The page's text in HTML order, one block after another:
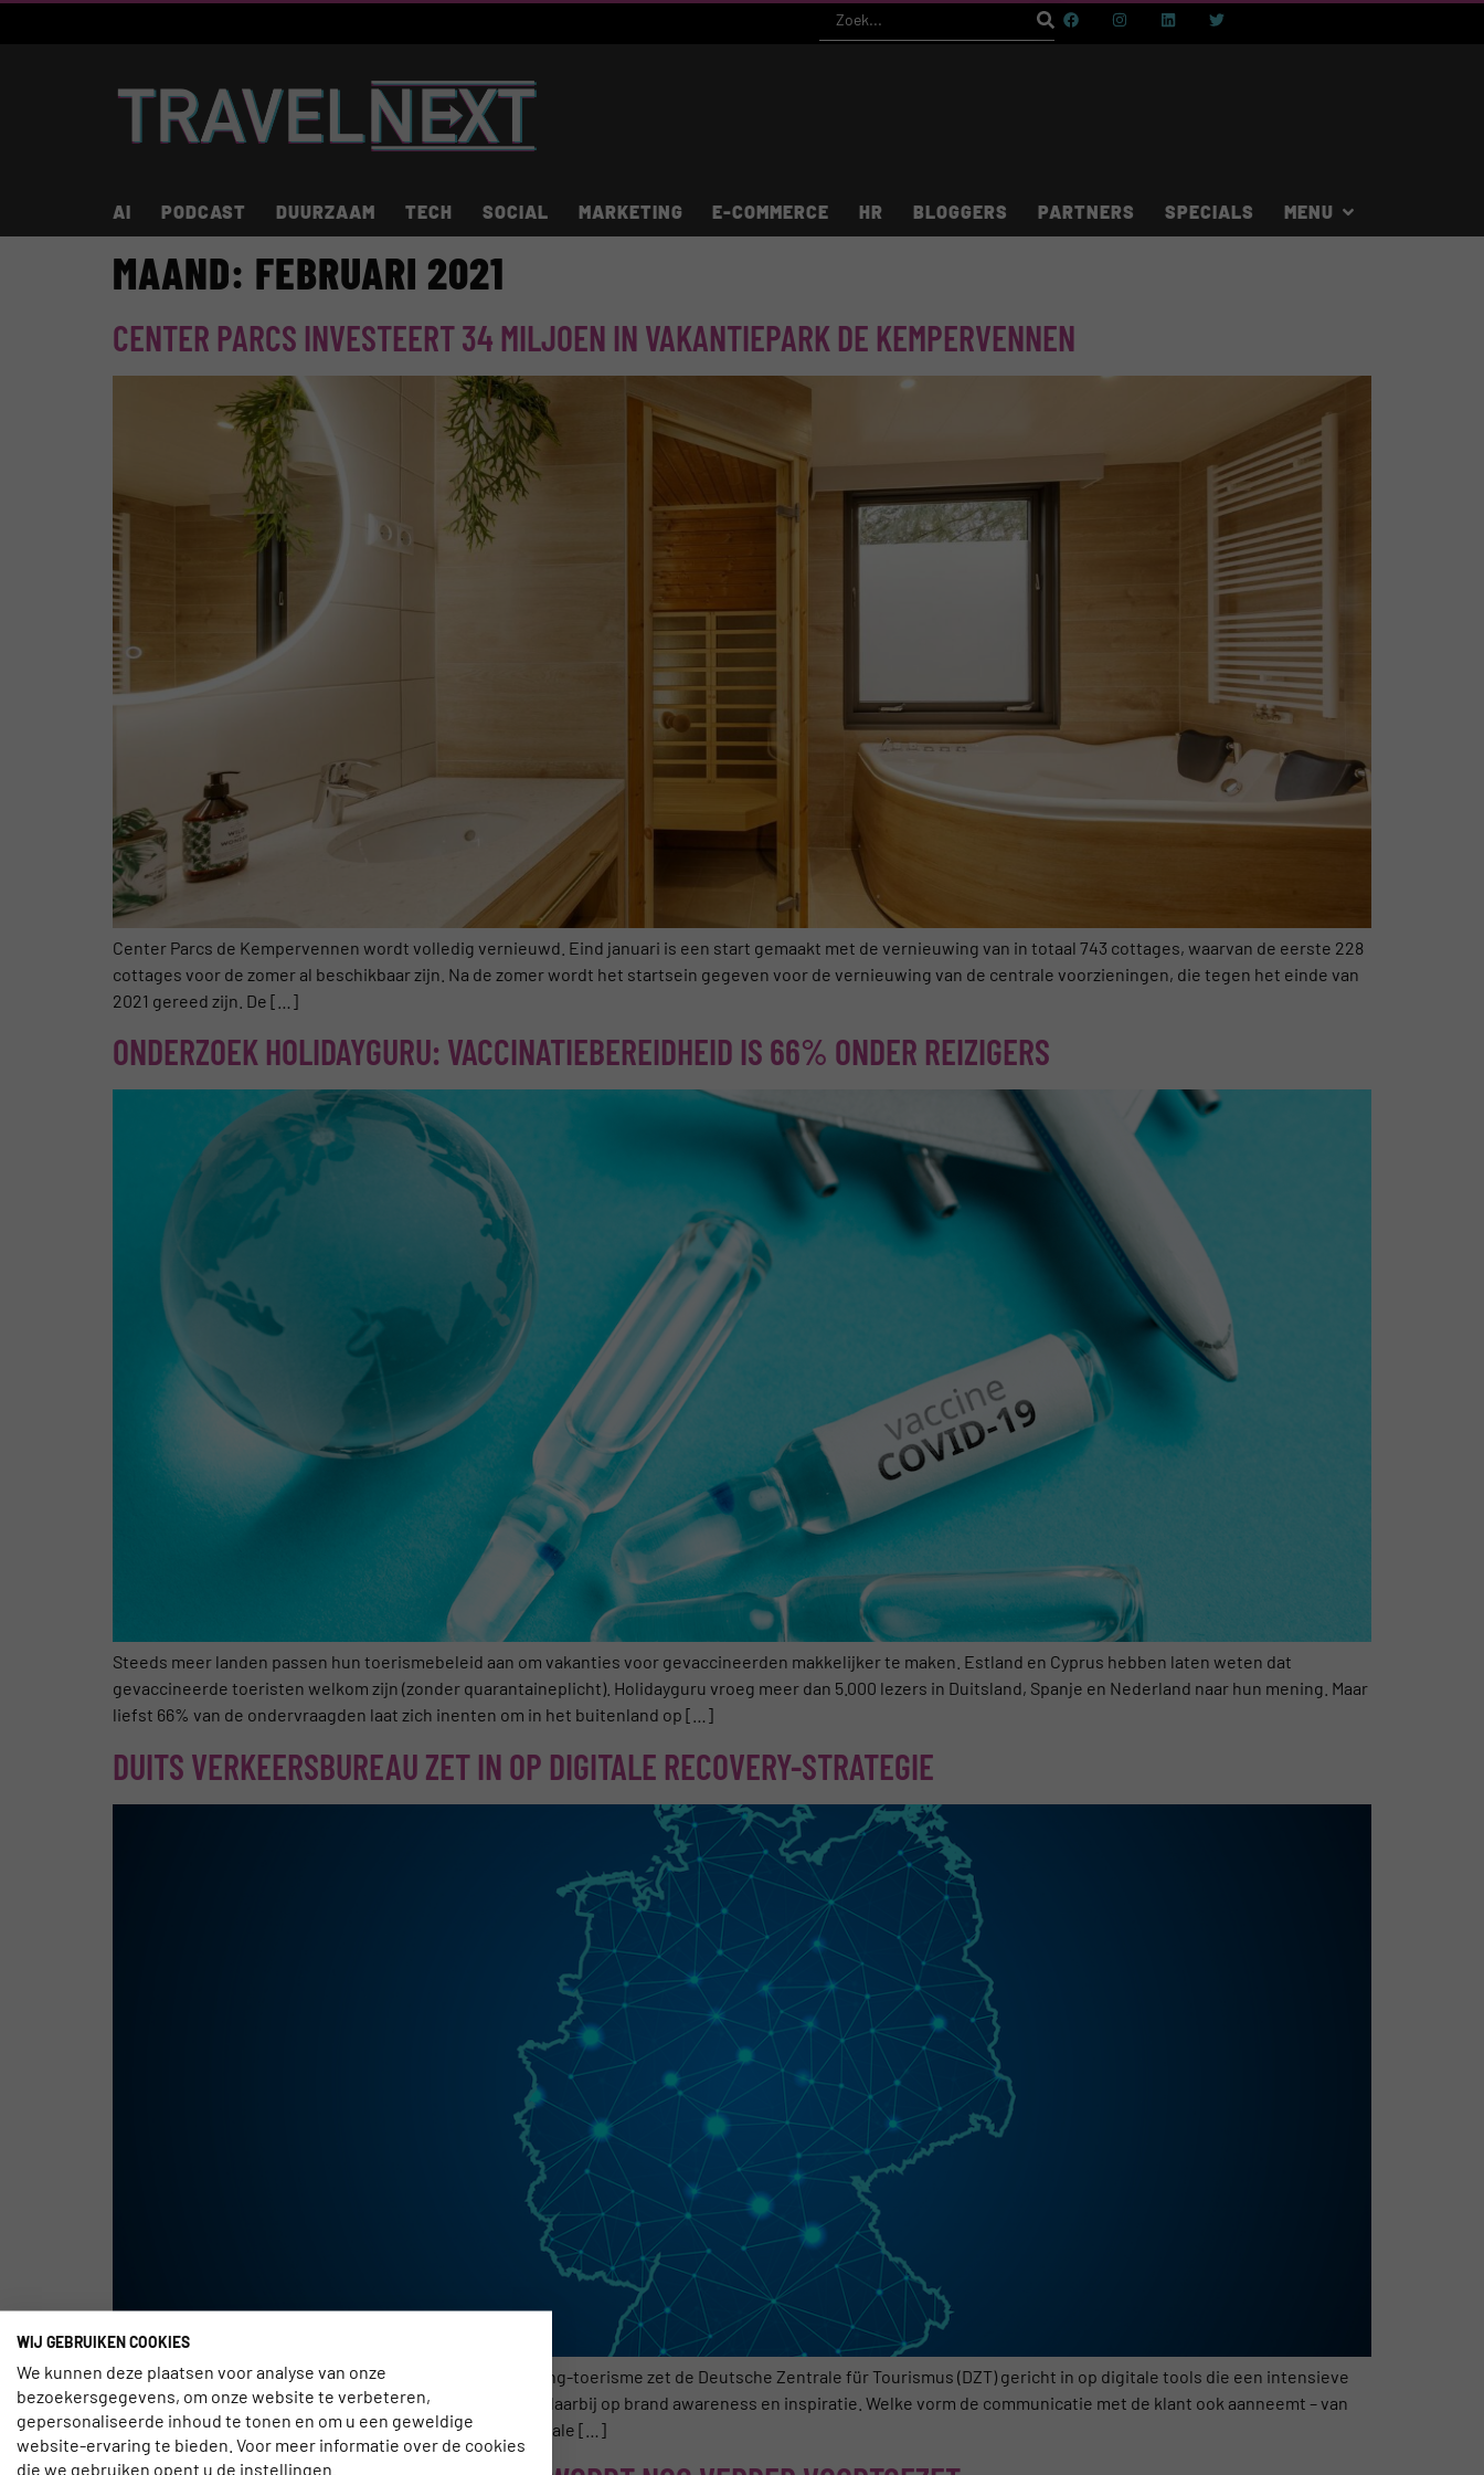
AI PODCAST DUURZAAM TECH SOCIAL MARKETING E-COMMERCE HR BLOGGERS PARTNERS SPECIALS
MAAND: FEBRUARI 2021
CENTER PARCS INVESTEERT 34 MILJOEN IN VAKANTIEPARK DE KEMPERVENNEN
Center Parcs de Kempervennen wordt volledig vernieuwd. Eind januari is een start gemaakt met de vernieuwing van in totaal 743 cottages, waarvan de eerste 228
cottages voor de zomer al beschikbaar zijn. Na de zomer wordt het startsein gegeven voor de vernieuwing van de centrale voorzieningen, die tegen het einde van
2021 gereed zijn. De […]
ONDERZOEK HOLIDAYGURU: VACCINATIEBEREIDHEID IS 66% ONDER REIZIGERS
Steeds meer landen passen hun toerismebeleid aan om vakanties voor gevaccineerden makkelijker te maken. Estland en Cyprus hebben laten weten dat
gevaccineerde toeristen welkom zijn (zonder quarantaineplicht). Holidayguru vroeg meer dan 5.000 lezers in Duitsland, Spanje en Nederland naar hun mening. Maar
liefst 66% van de ondervraagden laat zich inenten om in het buitenland op […]
DUITS VERKEERSBUREAU ZET IN OP DIGITALE RECOVERY-STRATEGIE
In het kader van haar recovery-strategie voor het incoming-toerisme zet de Deutsche Zentrale für Tourismus (DZT) gericht in op digitale tools die een intensieve
communicatie met de klant ondersteunen. De focus ligt daarbij op brand awareness en inspiratie. Welke vorm de communicatie met de klant ook aanneemt – van
empathiecampagnes tijdens de lockdowns in internationale […]
WIJ GEBRUIKEN COOKIES
We kunnen deze plaatsen voor analyse van onze
bezoekersgegevens, om onze website te verbeteren,
gepersonaliseerde inhoud te tonen en om u een geweldige
website-ervaring te bieden. Voor meer informatie over de cookies
die we gebruiken opent u de instellingen.